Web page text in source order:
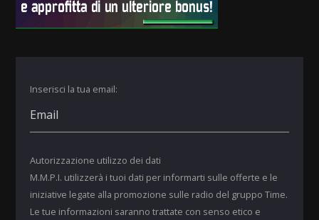
Inserisci la tua email:
Autorizzazione utilizzo dei dati
M.M.P.I. utilizzerà i tuoi dati per informarti sulle offerte e le
iniziative legate alla promozione sulle radio del gruppo Time.
Le tue informazioni saranno trattate con senso etico e